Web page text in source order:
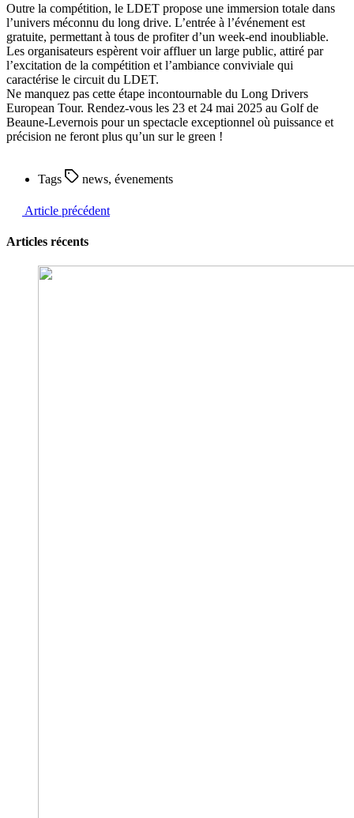
Outre la compétition, le LDET propose une immersion totale dans
l’univers méconnu du long drive. L’entrée à l’événement est
gratuite, permettant à tous de profiter d’un week-end inoubliable.
Les organisateurs espèrent voir affluer un large public, attiré par
l’excitation de la compétition et l’ambiance conviviale qui
caractérise le circuit du LDET.
Ne manquez pas cette étape incontournable du Long Drivers
European Tour. Rendez-vous les 23 et 24 mai 2025 au Golf de
Beaune-Levernois pour un spectacle exceptionnel où puissance et
précision ne feront plus qu’un sur le green !
Tags news, évenements
Article précédent
Articles récents